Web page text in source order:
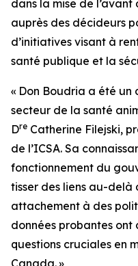
dans la mise de
auprès des décideurs
d’initiatives visant à
santé publique et la
« Don Boudria a été
secteur de la santé
Dre Catherine Filejski,
de l’ICSA. Sa
fonctionnement du
tisser des liens au-delà
attachement à des
données probantes
questions cruciales en
Canada. »